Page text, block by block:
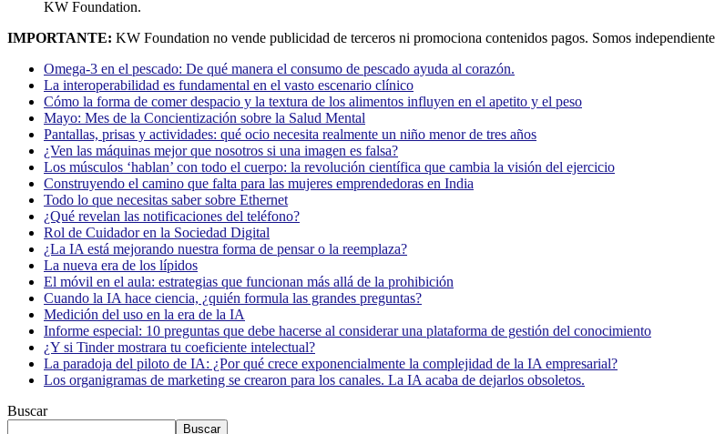
KW Foundation.
IMPORTANTE: KW Foundation no vende publicidad de terceros ni promociona contenidos pagos. Somos
Omega-3 en el pescado: De qué manera el consumo de pescado ayuda al corazón.
La interoperabilidad es fundamental en el vasto escenario clínico
Cómo la forma de comer despacio y la textura de los alimentos influyen en el apetito y el peso
Mayo: Mes de la Concientización sobre la Salud Mental
Pantallas, prisas y actividades: qué ocio necesita realmente un niño menor de tres años
¿Ven las máquinas mejor que nosotros si una imagen es falsa?
Los músculos ‘hablan’ con todo el cuerpo: la revolución científica que cambia la visión del ejercicio
Construyendo el camino que falta para las mujeres emprendedoras en India
Todo lo que necesitas saber sobre Ethernet
¿Qué revelan las notificaciones del teléfono?
Rol de Cuidador en la Sociedad Digital
¿La IA está mejorando nuestra forma de pensar o la reemplaza?
La nueva era de los lípidos
El móvil en el aula: estrategias que funcionan más allá de la prohibición
Cuando la IA hace ciencia, ¿quién formula las grandes preguntas?
Medición del uso en la era de la IA
Informe especial: 10 preguntas que debe hacerse al considerar una plataforma de gestión del conocimiento
¿Y si Tinder mostrara tu coeficiente intelectual?
La paradoja del piloto de IA: ¿Por qué crece exponencialmente la complejidad de la IA empresarial?
Los organigramas de marketing se crearon para los canales. La IA acaba de dejarlos obsoletos.
Buscar
Buscar